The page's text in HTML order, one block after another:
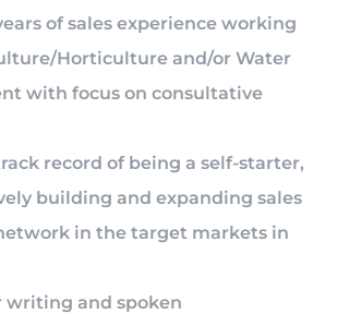
of sales experience working
Horticulture and/or Water
with focus on consultative
record of being a self-starter,
building and expanding sales
in the target markets in
writing and spoken